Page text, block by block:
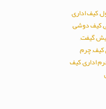
,کیف اداری,
,کیف دوشی,
,گیفت,
کیف,چرم,
اداری,کیف